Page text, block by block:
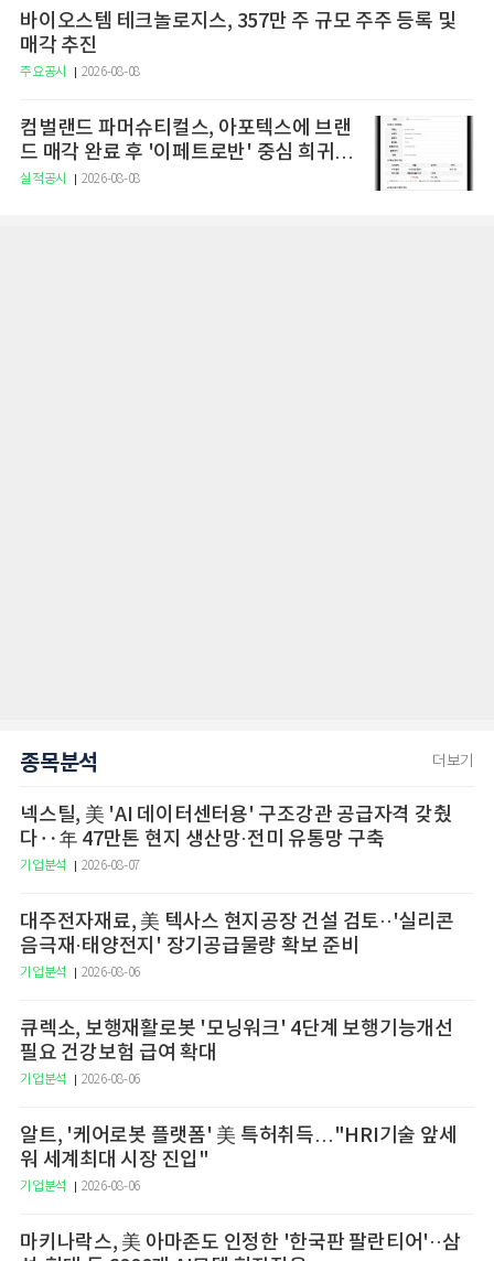
바이오스템 테크놀로지스, 357만 주 규모 주주 등록 및
매각 추진
주요공시 2026-08-08
컴벌랜드 파머슈티컬스, 아포텍스에 브랜
드 매각 완료 후 '이페트로반' 중심 희귀질
환 치료제 개발 집중
실적공시 2026-08-08
종목분석 더보기
넥스틸, 美 'AI 데이터센터용' 구조강관 공급자격 갖췄
다‥年 47만톤 현지 생산망·전미 유통망 구축
기업분석 2026-08-07
대주전자재료, 美 텍사스 현지공장 건설 검토··'실리콘
음극재·태양전지' 장기공급물량 확보 준비
기업분석 2026-08-06
큐렉소, 보행재활로봇 '모닝워크' 4단계 보행기능개선
필요 건강보험 급여 확대
기업분석 2026-08-06
알트, '케어로봇 플랫폼' 美 특허취득…"HRI기술 앞세
워 세계최대 시장 진입"
기업분석 2026-08-06
마키나락스, 美 아마존도 인정한 '한국판 팔란티어'··삼